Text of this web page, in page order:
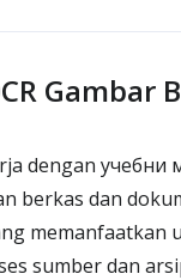
Gambar
dengan
berkas dan
sumber dan